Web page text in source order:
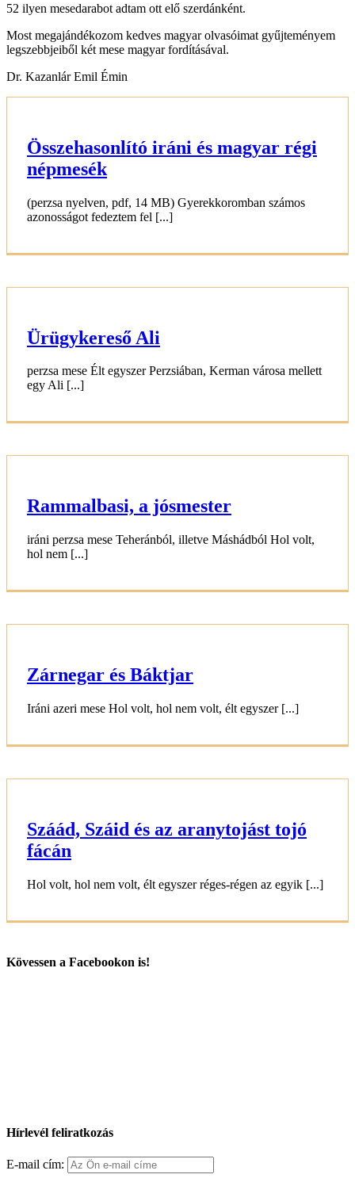
52 ilyen mesedarabot adtam ott elő szerdánként.
Most megajándékozom kedves magyar olvasóimat gyűjteményem
legszebbjeiből két mese magyar fordításával.
Dr. Kazanlár Emil Émin
Összehasonlító iráni és magyar régi
népmesék
(perzsa nyelven, pdf, 14 MB) Gyerekkoromban számos
azonosságot fedeztem fel [...]
Ürügykereső Ali
perzsa mese Élt egyszer Perzsiában, Kerman városa mellett
egy Ali [...]
Rammalbasi, a jósmester
iráni perzsa mese Teheránból, illetve Máshádból Hol volt,
hol nem [...]
Zárnegar és Báktjar
Iráni azeri mese Hol volt, hol nem volt, élt egyszer [...]
Száád, Száid és az aranytojást tojó
fácán
Hol volt, hol nem volt, élt egyszer réges-régen az egyik [...]
Kövessen a Facebookon is!
Hírlevél feliratkozás
E-mail cím: